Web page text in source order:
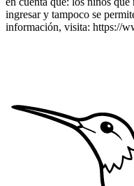
ingresar y tampoco se
información, visita: https://